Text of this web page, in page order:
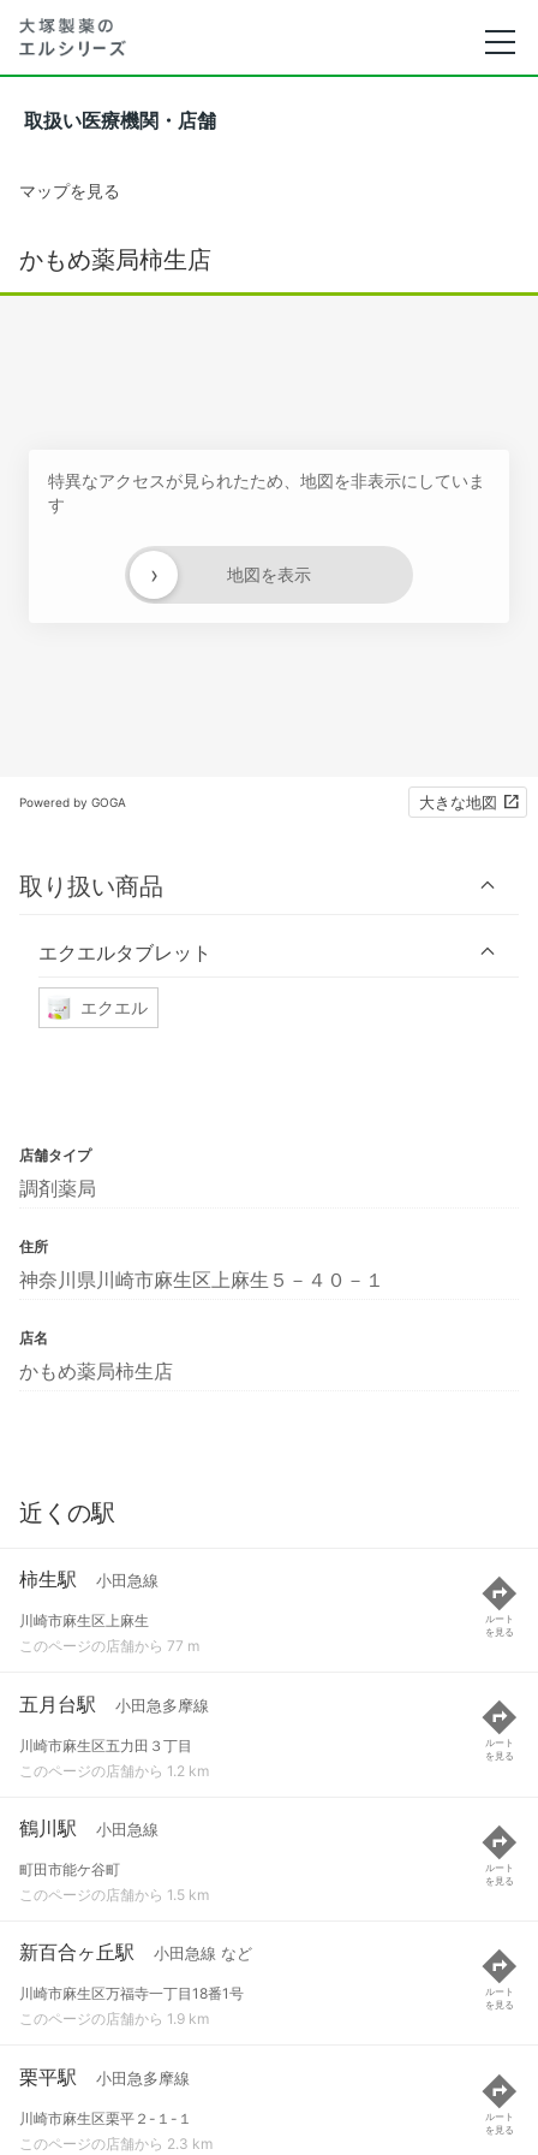
取扱い医療機関・店舗
マップを見る
かもめ薬局柿生店
特異なアクセスが見られたため、地図を非表示にしていま
す
地図を表示
›
Powered by GOGA 大きな地図
取り扱い商品
エクエルタブレット
エクエル
店舗タイプ
調剤薬局
住所
神奈川県川崎市麻生区上麻生５－４０－１
店名
かもめ薬局柿生店
近くの駅
柿生駅 小田急線
川崎市麻生区上麻生
このページの店舗から 77 m
ルート
を見る
五月台駅 小田急多摩線
川崎市麻生区五力田３丁目
このページの店舗から 1.2 km
ルート
を見る
鶴川駅 小田急線
町田市能ケ谷町
このページの店舗から 1.5 km
ルート
を見る
新百合ヶ丘駅 小田急線 など
川崎市麻生区万福寺一丁目18番1号
このページの店舗から 1.9 km
ルート
を見る
栗平駅 小田急多摩線
川崎市麻生区栗平２-１-１
このページの店舗から 2.3 km
ルート
を見る